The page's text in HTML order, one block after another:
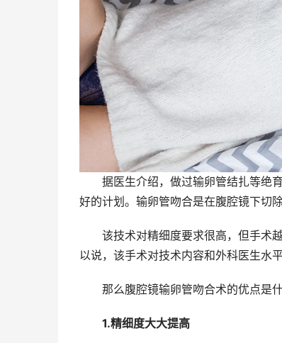
据医生介绍，做过输卵管结扎等绝育
好的计划。输卵管吻合是在腹腔镜下切
该技术对精细度要求很高，但手术越
以说，该手术对技术内容和外科医生水
那么腹腔镜输卵管吻合术的优点是什
1.精细度大大提高